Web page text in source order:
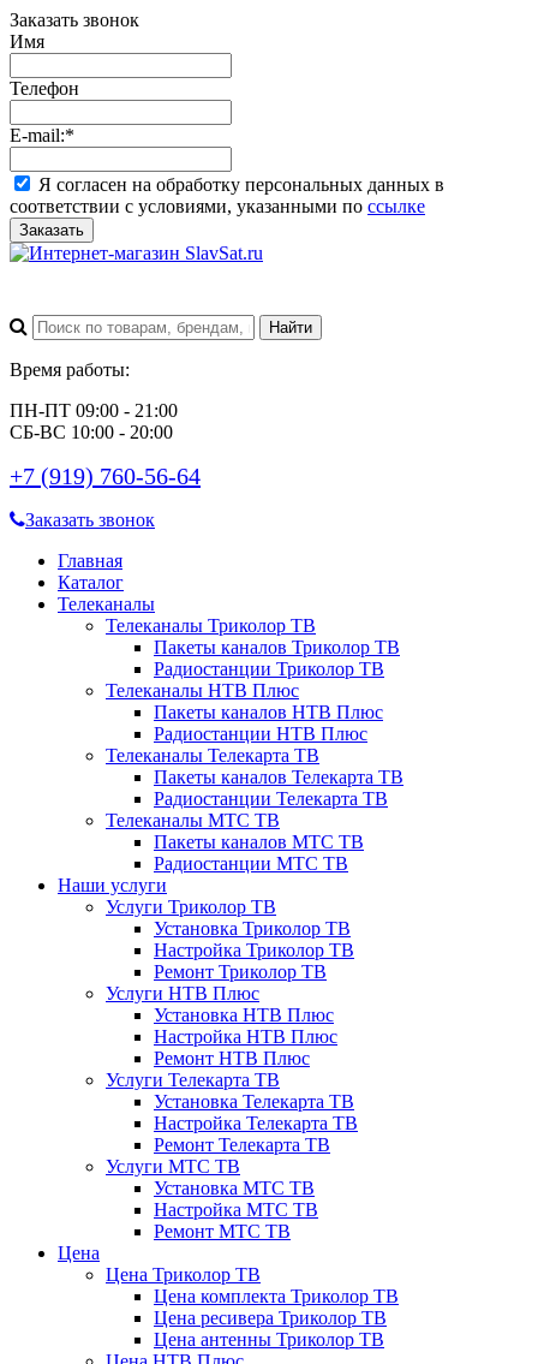
Заказать звонок
Имя
Телефон
E-mail:*
Я согласен на обработку персональных данных в
соответствии с условиями, указанными по ссылке
Заказать
Время работы:
ПН-ПТ 09:00 - 21:00
СБ-ВС 10:00 - 20:00
+7 (919) 760-56-64
Заказать звонок
Главная
Каталог
Телеканалы
Телеканалы Триколор ТВ
Пакеты каналов Триколор ТВ
Радиостанции Триколор ТВ
Телеканалы НТВ Плюс
Пакеты каналов НТВ Плюс
Радиостанции НТВ Плюс
Телеканалы Телекарта ТВ
Пакеты каналов Телекарта ТВ
Радиостанции Телекарта ТВ
Телеканалы МТС ТВ
Пакеты каналов МТС ТВ
Радиостанции МТС ТВ
Наши услуги
Услуги Триколор ТВ
Установка Триколор ТВ
Настройка Триколор ТВ
Ремонт Триколор ТВ
Услуги НТВ Плюс
Установка НТВ Плюс
Настройка НТВ Плюс
Ремонт НТВ Плюс
Услуги Телекарта ТВ
Установка Телекарта ТВ
Настройка Телекарта ТВ
Ремонт Телекарта ТВ
Услуги МТС ТВ
Установка МТС ТВ
Настройка МТС ТВ
Ремонт МТС ТВ
Цена
Цена Триколор ТВ
Цена комплекта Триколор ТВ
Цена ресивера Триколор ТВ
Цена антенны Триколор ТВ